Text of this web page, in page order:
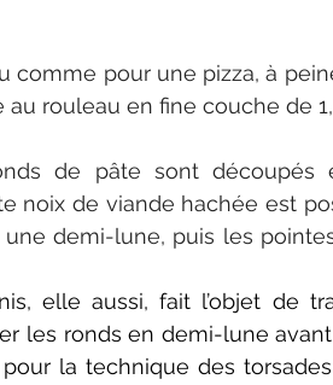
comme pour une pizza, à
rouleau en fine couche de
de pâte sont découpés
noix de viande hachée est
demi-lune, puis les
elle aussi, fait l’objet de
les ronds en demi-lune
la technique des